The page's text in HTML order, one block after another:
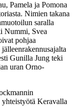
Pamela ja Pomona
Nimien takana
saralla
Nummi, Svea
pohjaa
Gunilla Jung teki
uran Orno-
Keravalla